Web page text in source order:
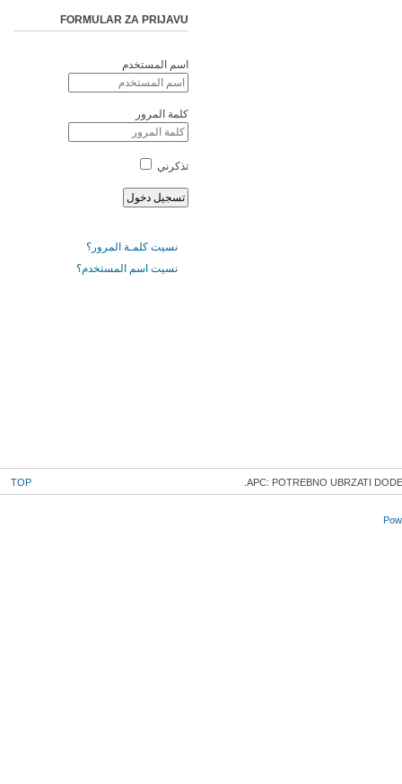
FORMULAR ZA PRIJAVU
اسم المستخدم
كلمة المرور
تذكرني
نسيت كلمـة المرور؟
نسيت اسم المستخدم؟
APC: POTREBNO UBRZATI
TOP